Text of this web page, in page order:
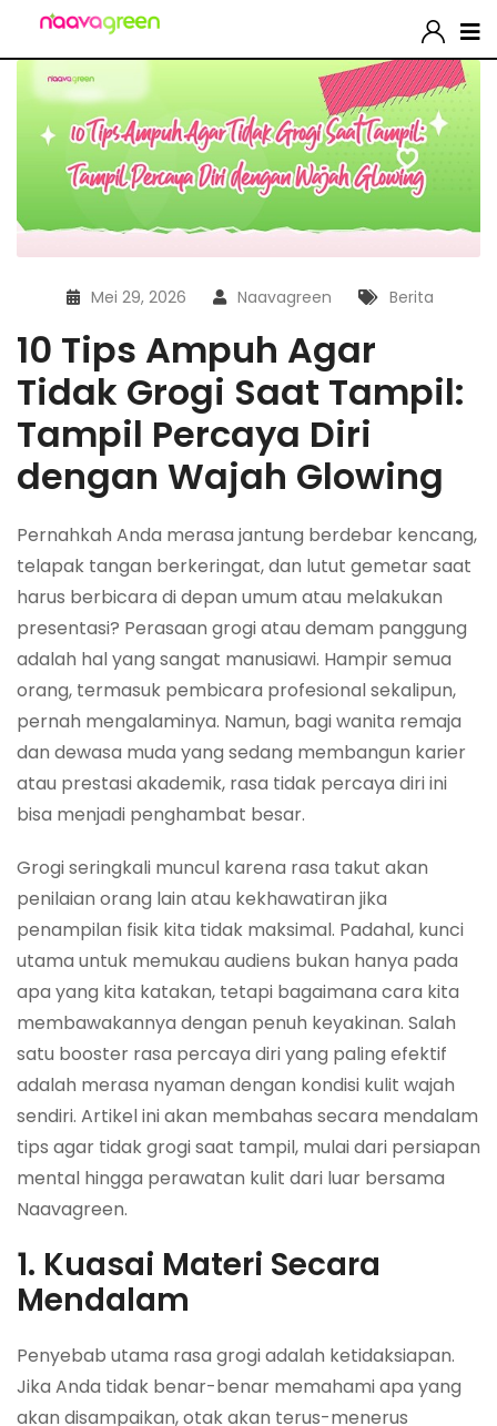
Mei 29, 2026 Naavagreen Berita
10 Tips Ampuh Agar
Tidak Grogi Saat Tampil:
Tampil Percaya Diri
dengan Wajah Glowing
Pernahkah Anda merasa jantung berdebar kencang,
telapak tangan berkeringat, dan lutut gemetar saat
harus berbicara di depan umum atau melakukan
presentasi? Perasaan grogi atau demam panggung
adalah hal yang sangat manusiawi. Hampir semua
orang, termasuk pembicara profesional sekalipun,
pernah mengalaminya. Namun, bagi wanita remaja
dan dewasa muda yang sedang membangun karier
atau prestasi akademik, rasa tidak percaya diri ini
bisa menjadi penghambat besar.
Grogi seringkali muncul karena rasa takut akan
penilaian orang lain atau kekhawatiran jika
penampilan fisik kita tidak maksimal. Padahal, kunci
utama untuk memukau audiens bukan hanya pada
apa yang kita katakan, tetapi bagaimana cara kita
membawakannya dengan penuh keyakinan. Salah
satu booster rasa percaya diri yang paling efektif
adalah merasa nyaman dengan kondisi kulit wajah
sendiri. Artikel ini akan membahas secara mendalam
tips agar tidak grogi saat tampil, mulai dari persiapan
mental hingga perawatan kulit dari luar bersama
Naavagreen.
1. Kuasai Materi Secara
Mendalam
Penyebab utama rasa grogi adalah ketidaksiapan.
Jika Anda tidak benar-benar memahami apa yang
akan disampaikan, otak akan terus-menerus